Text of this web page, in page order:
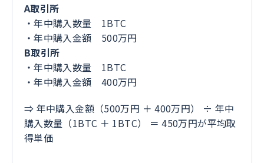
A取引所
・年中購入数量 1BTC
・年中購入金額 500万円
B取引所
・年中購入数量 1BTC
・年中購入金額 400万円
⇒ 年中購入金額（500万円 ＋ 400万円） ÷ 年中
購入数量（1BTC ＋ 1BTC） ＝ 450万円が平均取
得単価